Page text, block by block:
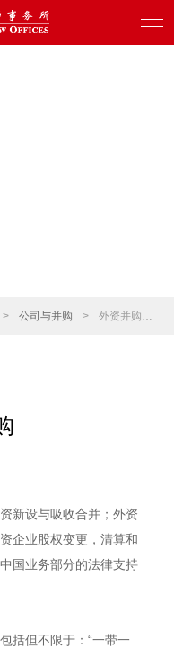
> 公司与并购 > 外资并购、跨境并购
新设与吸收合并；外资
企业股权变更，清算和
国业务部分的法律支持
括但不限于：“一带一